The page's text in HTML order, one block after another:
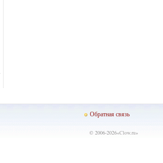
Обратная связь
© 2006-2026«Clow.ru»